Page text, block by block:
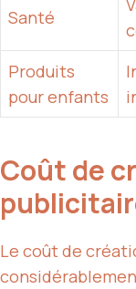
Santé
Produits
pour enfants
Coût de
Le coût de